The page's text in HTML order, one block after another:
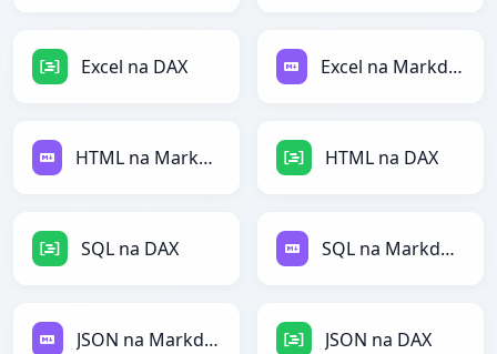
Excel na DAX Excel na Markdown
HTML na Markdown HTML na DAX
SQL na DAX SQL na Markdown
JSON na Markdown JSON na DAX